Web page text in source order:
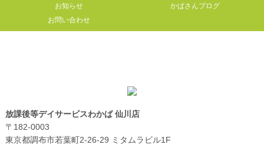
お知らせ
かばさんブログ
お問い合わせ
放課後等デイサービスわかば 仙川店
〒182-0003
東京都調布市若葉町2-26-29 ミタムラビル1F